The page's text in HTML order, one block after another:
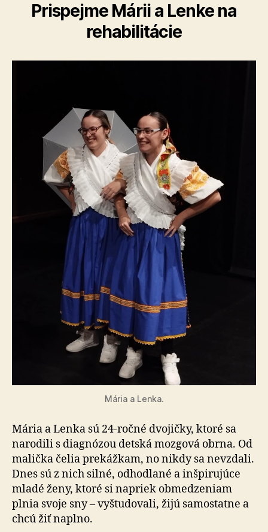
Prispejme Márii a Lenke na
rehabilitácie
Mária a Lenka.
Mária a Lenka sú 24-ročné dvojičky, ktoré sa
narodili s diagnózou detská mozgová obrna. Od
malička čelia prekážkam, no nikdy sa nevzdali.
Dnes sú z nich silné, odhodlané a inšpirujúce
mladé ženy, ktoré si napriek obmedzeniam
plnia svoje sny – vyštudovali, žijú sa­mo­stat­ne a
chcú žiť naplno.